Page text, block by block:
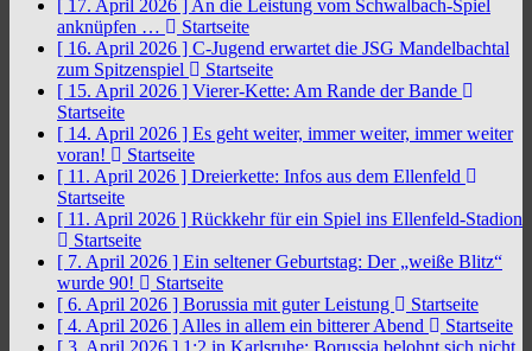
[ 17. April 2026 ] An die Leistung vom Schwalbach-Spiel
anknüpfen …
Startseite
[ 16. April 2026 ] C-Jugend erwartet die JSG Mandelbachtal
zum Spitzenspiel
Startseite
[ 15. April 2026 ] Vierer-Kette: Am Rande der Bande
Startseite
[ 14. April 2026 ] Es geht weiter, immer weiter, immer weiter
voran!
Startseite
[ 11. April 2026 ] Dreierkette: Infos aus dem Ellenfeld
Startseite
[ 11. April 2026 ] Rückkehr für ein Spiel ins Ellenfeld-Stadion
Startseite
[ 7. April 2026 ] Ein seltener Geburtstag: Der „weiße Blitz“
wurde 90!
Startseite
[ 6. April 2026 ] Borussia mit guter Leistung
Startseite
[ 4. April 2026 ] Alles in allem ein bitterer Abend
Startseite
[ 3. April 2026 ] 1:2 in Karlsruhe: Borussia belohnt sich nicht